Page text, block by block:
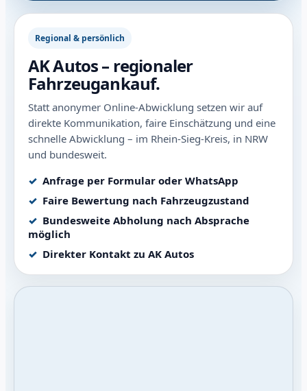
Regional & persönlich
AK Autos – regionaler
Fahrzeugankauf.
Statt anonymer Online-Abwicklung setzen wir auf
direkte Kommunikation, faire Einschätzung und eine
schnelle Abwicklung – im Rhein-Sieg-Kreis, in NRW
und bundesweit.
Anfrage per Formular oder WhatsApp
Faire Bewertung nach Fahrzeugzustand
Bundesweite Abholung nach Absprache
möglich
Direkter Kontakt zu AK Autos